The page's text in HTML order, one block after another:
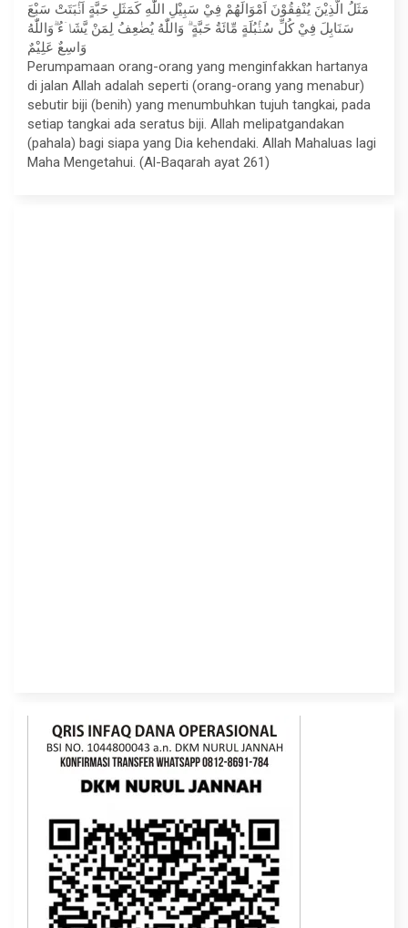
مَثَلُ الَّذِيْنَ يُنْفِقُوْنَ اَمْوَالَهُمْ فِيْ سَبِيْلِ اللّٰهِ كَمَثَلِ حَبَّةٍ اَنْۢبَتَتْ سَبْعَ
سَنَابِلَ فِيْ كُلِّ سُنْۢبُلَةٍ مِّائَةُ حَبَّةٍ ۗ وَاللّٰهُ يُضٰعِفُ لِمَنْ يَّشَاۤءُ ۗوَاللّٰهُ
وَاسِعٌ عَلِيْمٌ
Perumpamaan orang-orang yang menginfakkan hartanya
di jalan Allah adalah seperti (orang-orang yang menabur)
sebutir biji (benih) yang menumbuhkan tujuh tangkai, pada
setiap tangkai ada seratus biji. Allah melipatgandakan
(pahala) bagi siapa yang Dia kehendaki. Allah Mahaluas lagi
Maha Mengetahui. (Al-Baqarah ayat 261)